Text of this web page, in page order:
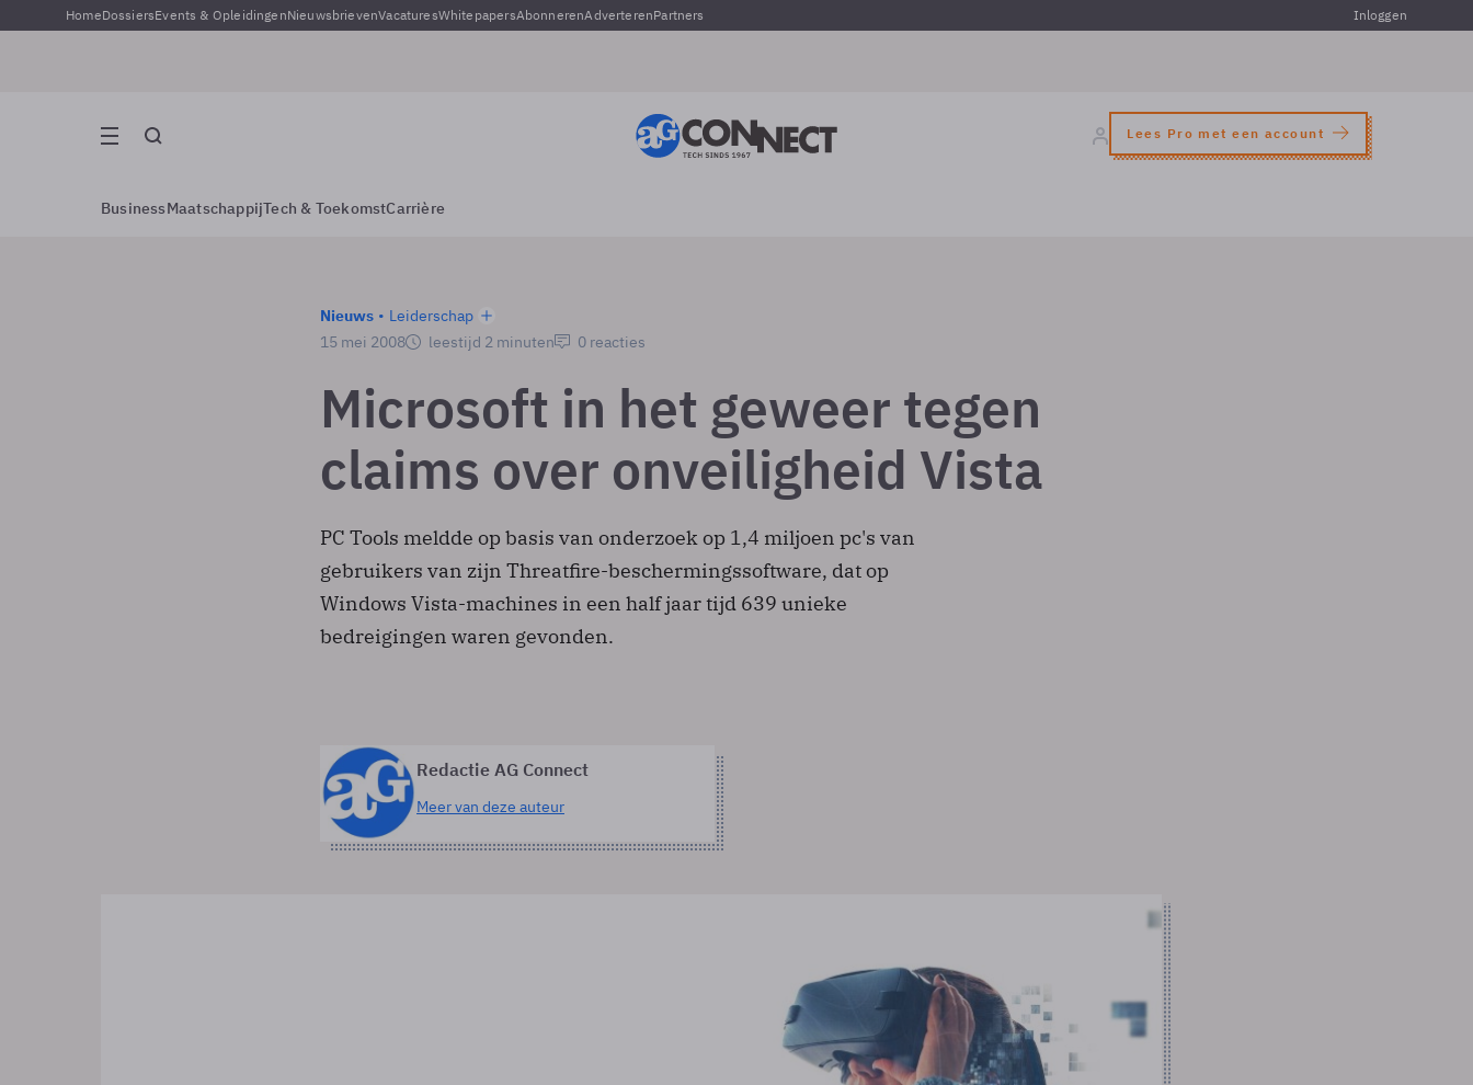
HomeDossiersEvents & OpleidingenNieuwsbrievenVacaturesWhitepapersAbonnerenAdverterenPartners Inloggen
Lees Pro met een account
BusinessMaatschappijTech & ToekomstCarrière
Nieuws
Leiderschap
15 mei 2008
leestijd 2 minuten 0 reacties
Microsoft in het geweer tegen
claims over onveiligheid Vista
PC Tools meldde op basis van onderzoek op 1,4 miljoen pc's van
gebruikers van zijn Threatfire-beschermingssoftware, dat op
Windows Vista-machines in een half jaar tijd 639 unieke
bedreigingen waren gevonden.
Redactie AG Connect
Meer van deze auteur